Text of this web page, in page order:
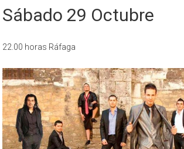
Sábado 29 Octubre
22.00 horas Ráfaga